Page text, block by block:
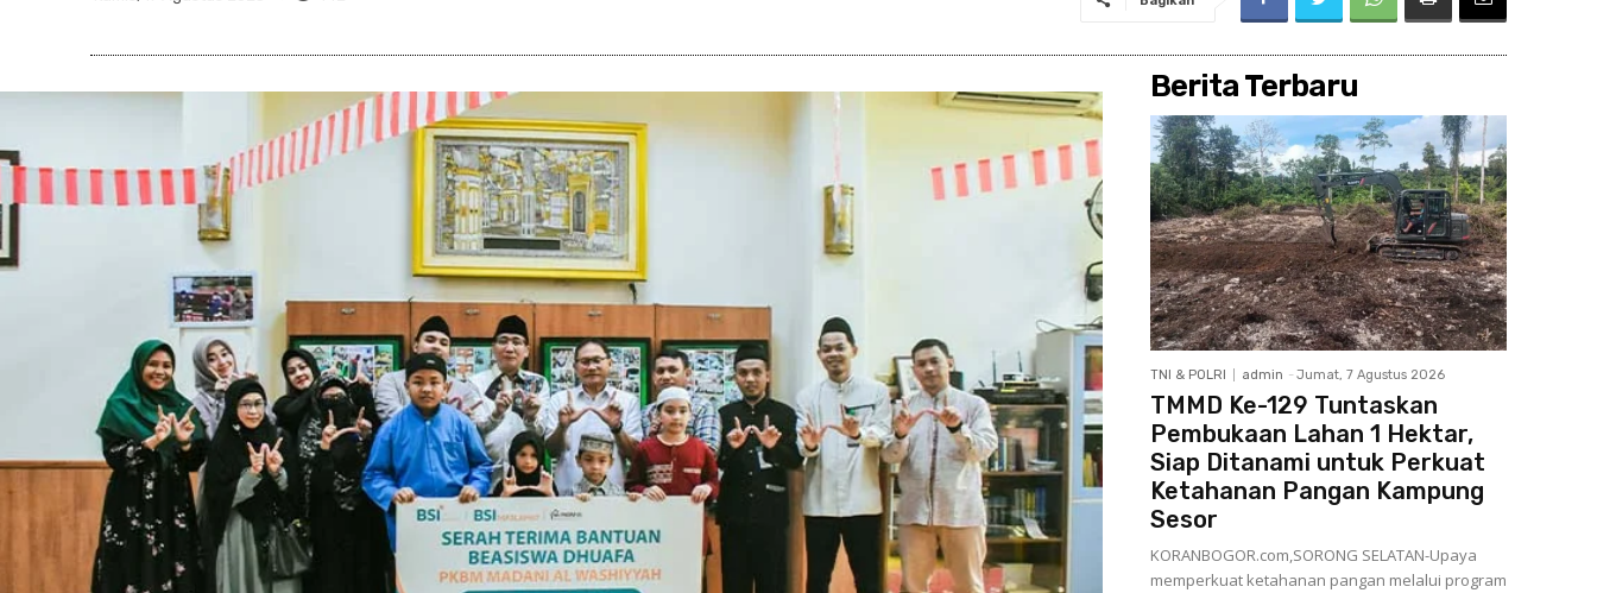
Berita Terbaru
TNI & POLRI admin - Jumat, 7 Agustus 2026
TMMD Ke-129 Tuntaskan
Pembukaan Lahan 1 Hektar,
Siap Ditanami untuk Perkuat
Ketahanan Pangan Kampung
Sesor
KORANBOGOR.com,SORONG SELATAN-Upaya
memperkuat ketahanan pangan melalui program